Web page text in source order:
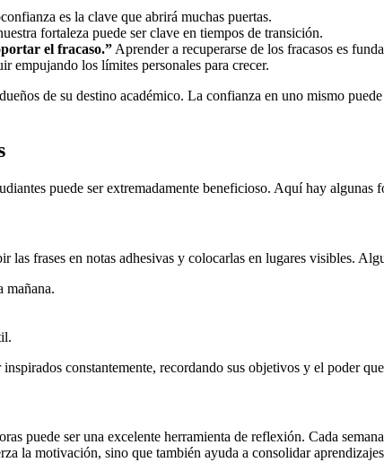
es la clave que abrirá muchas puertas.
fortaleza puede ser clave en tiempos de transición.
el fracaso.” Aprender a recuperarse de los fracasos es
empujando los límites personales para crecer.
de su destino académico. La confianza en uno mismo
puede ser extremadamente beneficioso. Aquí hay
las frases en notas adhesivas y colocarlas en lugares visibles.
mañana.
constantemente, recordando sus objetivos y el poder
puede ser una excelente herramienta de reflexión. Cada
la motivación, sino que también ayuda a consolidar